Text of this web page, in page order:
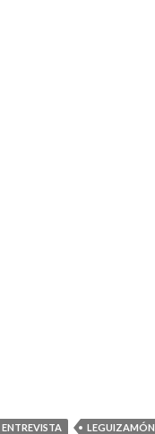
ENTREVISTA LEGUIZAMÓN